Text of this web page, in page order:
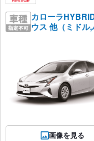
カローラ
ウス 他（ミドル,
画像を見る